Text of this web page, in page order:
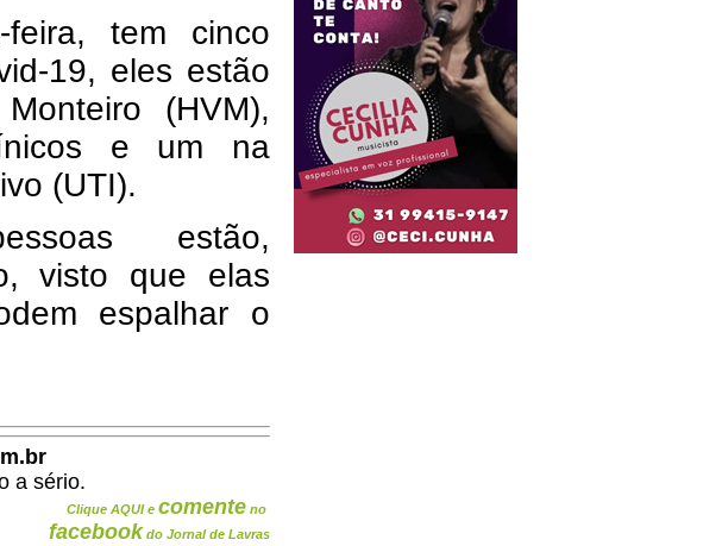
feira, tem cinco
19, eles estão
(HVM),
e um na
(UTI).
estão,
visto que elas
espalhar o
a sério.
Clique AQUI e comente no
facebook do Jornal de Lavras